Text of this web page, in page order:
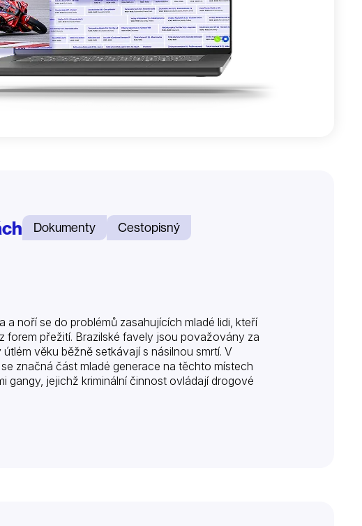
Dokumenty Cestopisný
noří se do problémů zasahujících mladé lidi, kteří
forem přežití. Brazilské favely jsou považovány za
věku běžně setkávají s násilnou smrtí. V
značná část mladé generace na těchto místech
gangy, jejichž kriminální činnost ovládají drogové